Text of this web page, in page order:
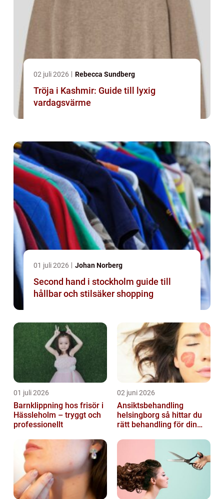
02 juli 2026 Rebecca Sundberg
Tröja i Kashmir: Guide till lyxig
vardagsvärme
01 juli 2026 Johan Norberg
Second hand i stockholm guide till
hållbar och stilsäker shopping
01 juli 2026
Barnklippning hos frisör i
Hässleholm – tryggt och
professionellt
02 juni 2026
Ansiktsbehandling
helsingborg så hittar du
rätt behandling för din